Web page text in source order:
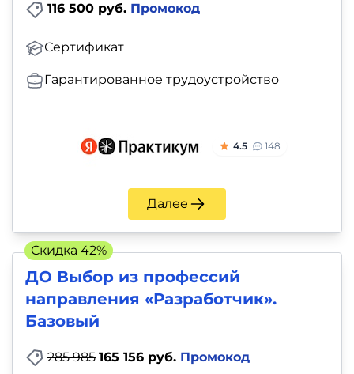
116 500 руб. Промокод
Сертификат
Гарантированное трудоустройство
4.5 148
Далее
ДО Выбор из профессий
направления «Разработчик».
Базовый
285 985 165 156 руб. Промокод
Скидка 42%